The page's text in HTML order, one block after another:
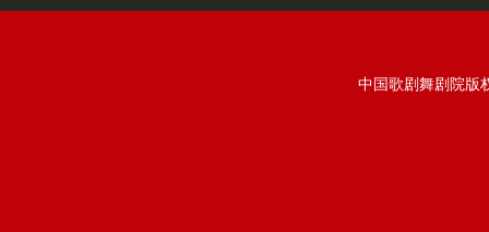
中国歌剧舞剧院版